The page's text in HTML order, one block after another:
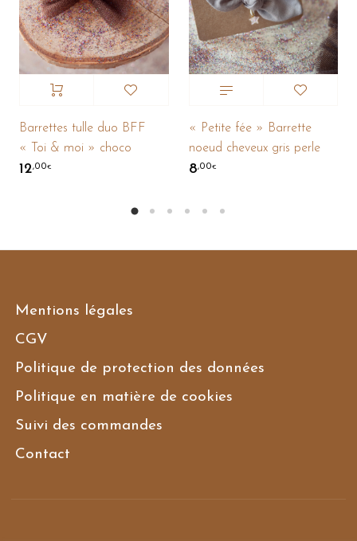
Barrettes tulle duo BFF
« Toi & moi » choco
12,00€
« Petite fée » Barrette
noeud cheveux gris perle
8,00€
Mentions légales
CGV
Politique de protection des données
Politique en matière de cookies
Suivi des commandes
Contact